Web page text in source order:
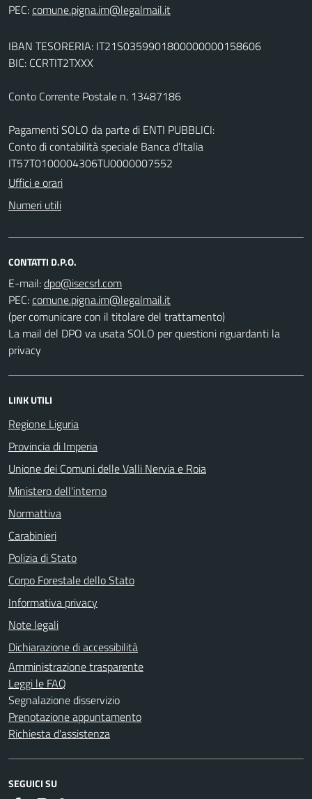
PEC:
IBAN TESORERIA: IT21S0359901800000000158606
BIC: CCRTIT2TXXX
Conto Corrente Postale n. 13487186
Pagamenti SOLO da parte di ENTI PUBBLICI:
Conto di contabilità speciale Banca d’Italia
IT57T0100004306TU0000007552
Uffici e orari
Numeri utili
CONTATTI D.P.O.
E-mail:
PEC:
(per comunicare con il titolare del trattamento)
La mail del DPO va usata SOLO per questioni riguardanti la
privacy
LINK UTILI
Regione Liguria
Provincia di Imperia
Unione dei Comuni delle Valli Nervia e Roia
Ministero dell'interno
Normattiva
Carabinieri
Polizia di Stato
Corpo Forestale dello Stato
Informativa privacy
Note legali
Dichiarazione di accessibilità
Amministrazione trasparente
Leggi le FAQ
Segnalazione disservizio
Prenotazione appuntamento
Richiesta d'assistenza
SEGUICI SU